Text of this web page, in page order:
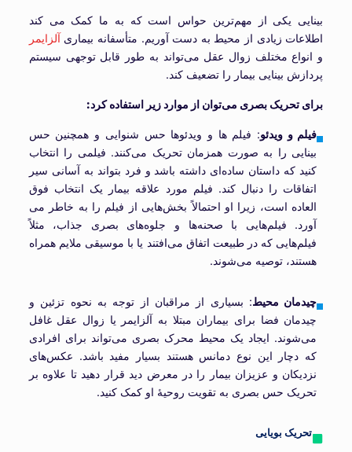
بینایی یکی از مهم‌ترین حواس است که به ما کمک می کند
اطلاعات زیادی از محیط به دست آوریم. متأسفانه بیماریآلزایمر
و انواع مختلف زوال عقل می‌تواند به طور قابل توجهی سیستم
پردازش بینایی بیمار را تضعیف کند.
برای تحریک بصری می‌توان از موارد زیر استفاده کرد:
فیلم و ویدئو: فیلم ها و ویدئوها حس شنوایی و همچنین حس
بینایی را به صورت همزمان تحریک می‌کنند. فیلمی را انتخاب
کنید که داستان ساده‌ای داشته باشد و فرد بتواند به آسانی سیر
اتفاقات را دنبال کند. فیلم مورد علاقه بیمار یک انتخاب فوق
العاده است، زیرا او احتمالاً بخش‌هایی از فیلم‌ را به خاطر می
آورد. فیلم‌هایی با صحنه‌ها و جلوه‌های بصری جذاب، مثلاً
فیلم‌هایی که در طبیعت اتفاق می‌افتند یا با موسیقی ملایم همراه
هستند، توصیه می‌شوند.
چیدمان محیط: بسیاری از مراقبان از توجه به نحوه تزئین و
چیدمان فضا برای بیماران مبتلا به آلزایمر یا زوال عقل غافل
می‌شوند. ایجاد یک محیط محرک بصری می‌تواند برای افرادی
که دچار این نوع دمانس هستند بسیار مفید باشد. عکس‌های
نزدیکان و عزیزان بیمار را در معرض دید قرار دهید تا علاوه بر
تحریک حس بصری به تقویت روحیۀ او کمک کنید.
تحریک بویایی